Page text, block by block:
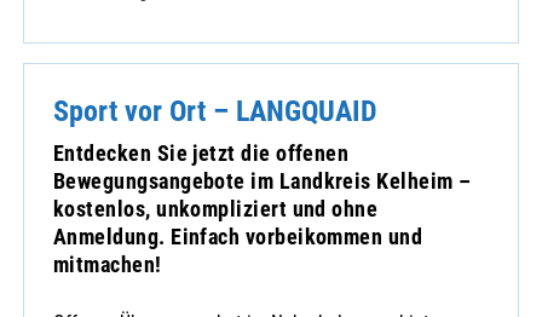
Sport vor Ort – LANGQUAID
Entdecken Sie jetzt die offenen
Bewegungsangebote im Landkreis Kelheim –
kostenlos, unkompliziert und ohne
Anmeldung. Einfach vorbeikommen und
mitmachen!